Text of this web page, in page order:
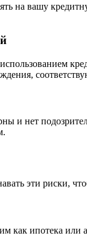
на вашу
и нет
эти риски,
ипотека или